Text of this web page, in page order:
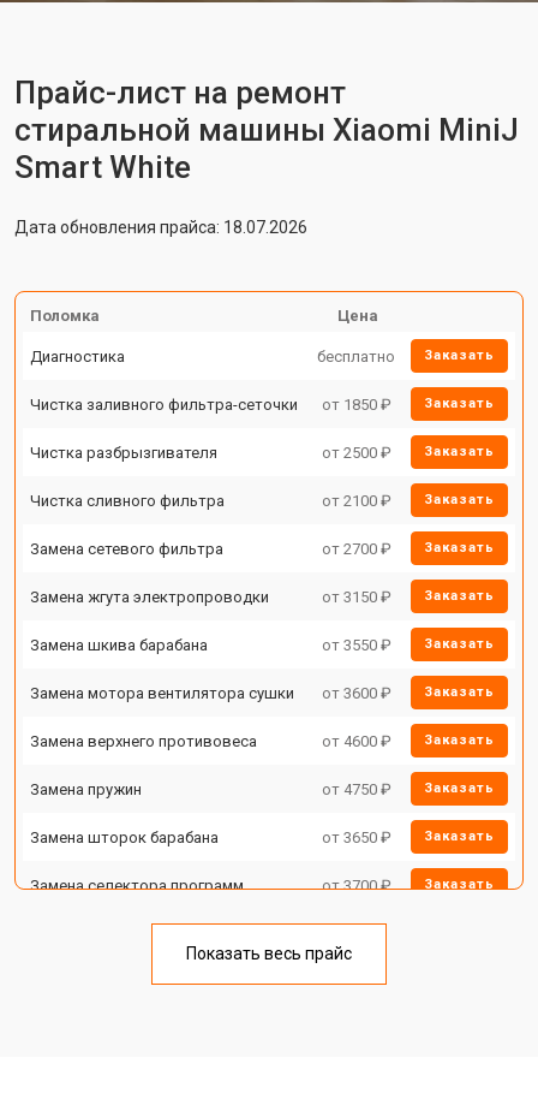
Прайс-лист на ремонт
стиральной машины Xiaomi MiniJ
Smart White
Дата обновления прайса: 18.07.2026
Поломка Цена
Диагностика бесплатно Заказать
Чистка заливного фильтра-сеточки от 1850 ₽ Заказать
Чистка разбрызгивателя от 2500 ₽ Заказать
Чистка сливного фильтра от 2100 ₽ Заказать
Замена сетевого фильтра от 2700 ₽ Заказать
Замена жгута электропроводки от 3150 ₽ Заказать
Замена шкива барабана от 3550 ₽ Заказать
Замена мотора вентилятора сушки от 3600 ₽ Заказать
Замена верхнего противовеса от 4600 ₽ Заказать
Замена пружин от 4750 ₽ Заказать
Замена шторок барабана от 3650 ₽ Заказать
Замена селектора программ от 3700 ₽ Заказать
Замена опоры бака от 2800 ₽
Показать весь прайс